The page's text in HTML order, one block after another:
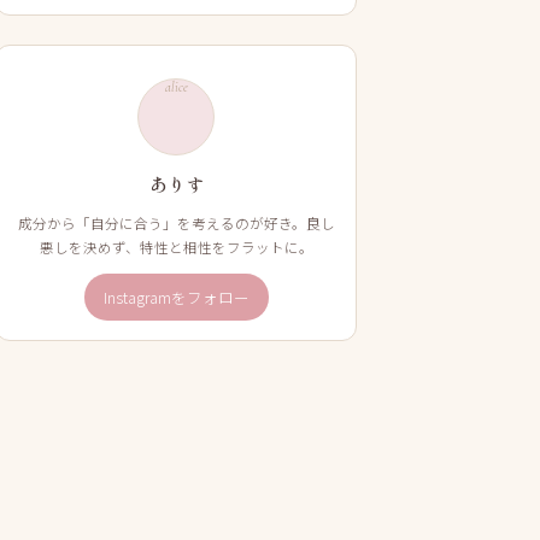
alice
ありす
成分から「自分に合う」を考えるのが好き。良し
悪しを決めず、特性と相性をフラットに。
Instagramをフォロー